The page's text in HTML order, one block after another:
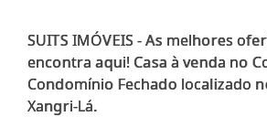
SUITS IMÓVEIS - As melhores
encontra aqui! Casa à venda no
Condomínio Fechado localizado
Xangri-Lá.